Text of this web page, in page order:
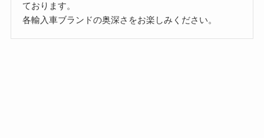
ております。
各輸入車ブランドの奥深さをお楽しみください。